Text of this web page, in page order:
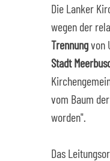
Die Lanker
wegen der
Trennungvon
Stadt
vom Baum
worden".
Das